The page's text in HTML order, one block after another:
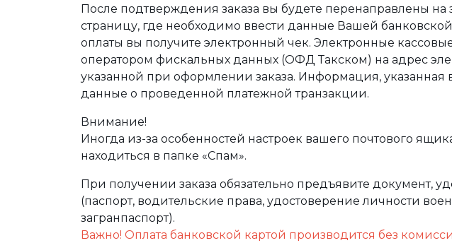
После подтверждения заказа вы будете перенаправлены
страницу, где необходимо ввести данные Вашей
оплаты вы получите электронный чек. Электронные
оператором фискальных данных (ОФД Такском) на адрес
указанной при оформлении заказа. Информация, указанная
данные о проведенной платежной транзакции.
Внимание!
Иногда из-за особенностей настроек вашего почтового
находиться в папке «Спам».
При получении заказа обязательно предъявите документ,
(паспорт, водительские права, удостоверение личности
загранпаспорт).
Важно! Оплата банковской картой производится без